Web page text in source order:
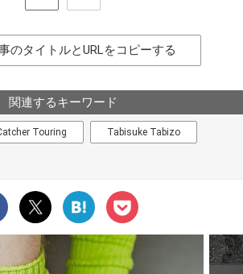
のタイトルとURLをコピーする
関連するキーワード
Touring Tabisuke Tabizo